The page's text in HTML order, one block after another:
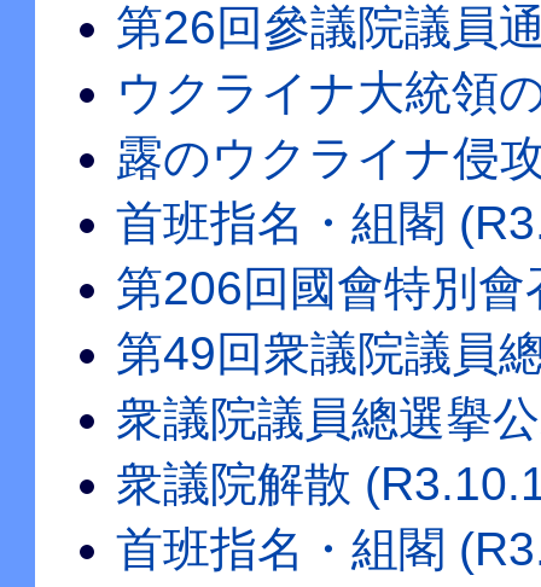
第26回參議院議員
ウクライナ大統領
露のウクライナ侵
首班指名・組閣
第206回國會特別
第49回衆議院議員
衆議院議員總選擧
衆議院解散
首班指名・組閣